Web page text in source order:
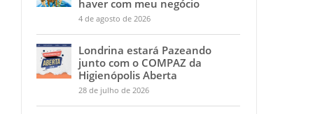
haver com meu negócio
4 de agosto de 2026
Londrina estará Pazeando
junto com o COMPAZ da
Higienópolis Aberta
28 de julho de 2026